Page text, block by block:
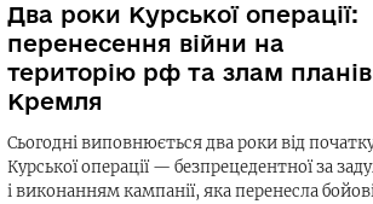
Два роки Курської операції:
перенесення війни на
територію рф та злам планів
Кремля
Сьогодні виповнюється два роки від
Курської операції — безпрецедентної за
і виконанням кампанії, яка перенесла бойові